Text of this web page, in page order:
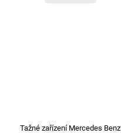
Tažné zařízení Mercedes Benz